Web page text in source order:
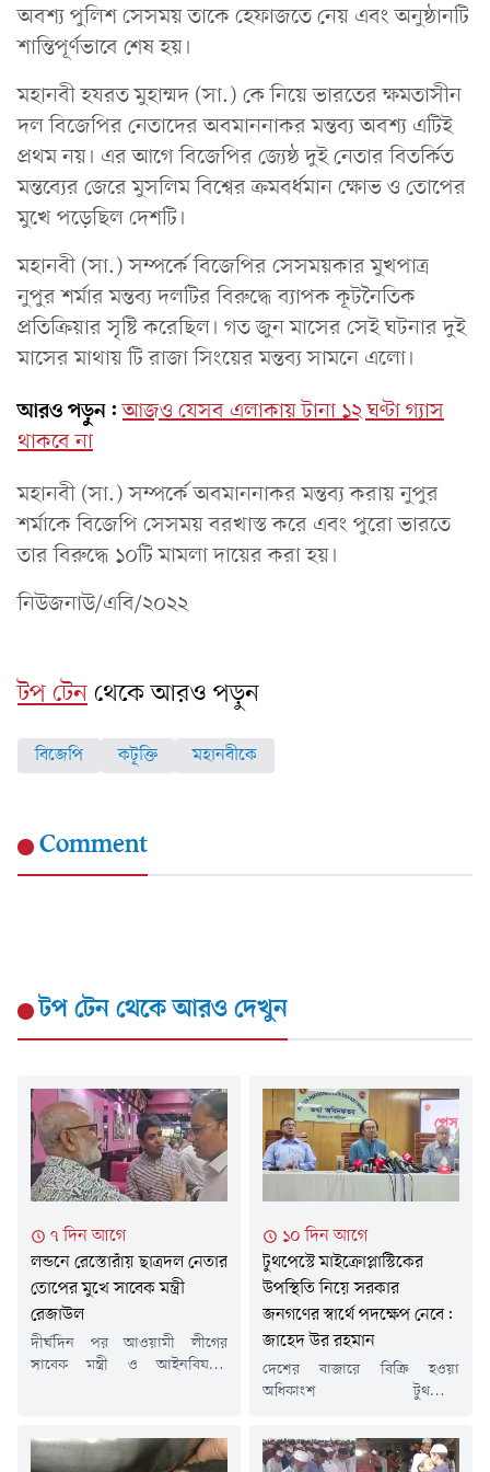
অবশ্য পুলিশ সেসময় তাকে হেফাজতে নেয় এবং অনুষ্ঠানটি
শান্তিপূর্ণভাবে শেষ হয়।
মহানবী হযরত মুহাম্মদ (সা.) কে নিয়ে ভারতের ক্ষমতাসীন
দল বিজেপির নেতাদের অবমাননাকর মন্তব্য অবশ্য এটিই
প্রথম নয়। এর আগে বিজেপির জ্যেষ্ঠ দুই নেতার বিতর্কিত
মন্তব্যের জেরে মুসলিম বিশ্বের ক্রমবর্ধমান ক্ষোভ ও তোপের
মুখে পড়েছিল দেশটি।
মহানবী (সা.) সম্পর্কে বিজেপির সেসময়কার মুখপাত্র
নুপুর শর্মার মন্তব্য দলটির বিরুদ্ধে ব্যাপক কূটনৈতিক
প্রতিক্রিয়ার সৃষ্টি করেছিল। গত জুন মাসের সেই ঘটনার দুই
মাসের মাথায় টি রাজা সিংয়ের মন্তব্য সামনে এলো।
আরও পড়ুন: আজও যেসব এলাকায় টানা ১২ ঘণ্টা গ্যাস
থাকবে না
মহানবী (সা.) সম্পর্কে অবমাননাকর মন্তব্য করায় নুপুর
শর্মাকে বিজেপি সেসময় বরখাস্ত করে এবং পুরো ভারতে
তার বিরুদ্ধে ১০টি মামলা দায়ের করা হয়।
নিউজনাউ/এবি/২০২২
টপ টেনথেকে আরও পড়ুন
বিজেপি কটূক্তি মহানবীকে
Comment
টপ টেনথেকে আরও দেখুন
৭ দিন আগে
লন্ডনে রেস্তোরাঁয় ছাত্রদল নেতার
তোপের মুখে সাবেক মন্ত্রী
রেজাউল
দীর্ঘদিন পর আওয়ামী লীগের
সাবেক মন্ত্রী ও আইনবিষয়ক
খাচ্ছিলেন। তার পরনে ছিল হাফ
১০ দিন আগে
টুথপেস্টে মাইক্রোপ্লাস্টিকের
উপস্থিতি নিয়ে সরকার
জনগণের স্বার্থে পদক্ষেপ নেবে:
জাহেদ উর রহমান
দেশের বাজারে বিক্রি হওয়া
অধিকাংশ টুথপেস্টে
সরকার জনগণের স্বার্থে পদক্ষেপ
নেবে বলে জানিয়েছেন প্রধানমন্ত্রীর